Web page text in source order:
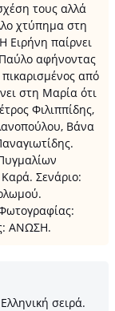
τους αλλά
χτύπημα στη
Ειρήνη παίρνει
αφήνοντας
από
στη Μαρία ότι
Φιλιππίδης,
Βάνα
Σενάριο:
ΑΝΩΣΗ.
σειρά.